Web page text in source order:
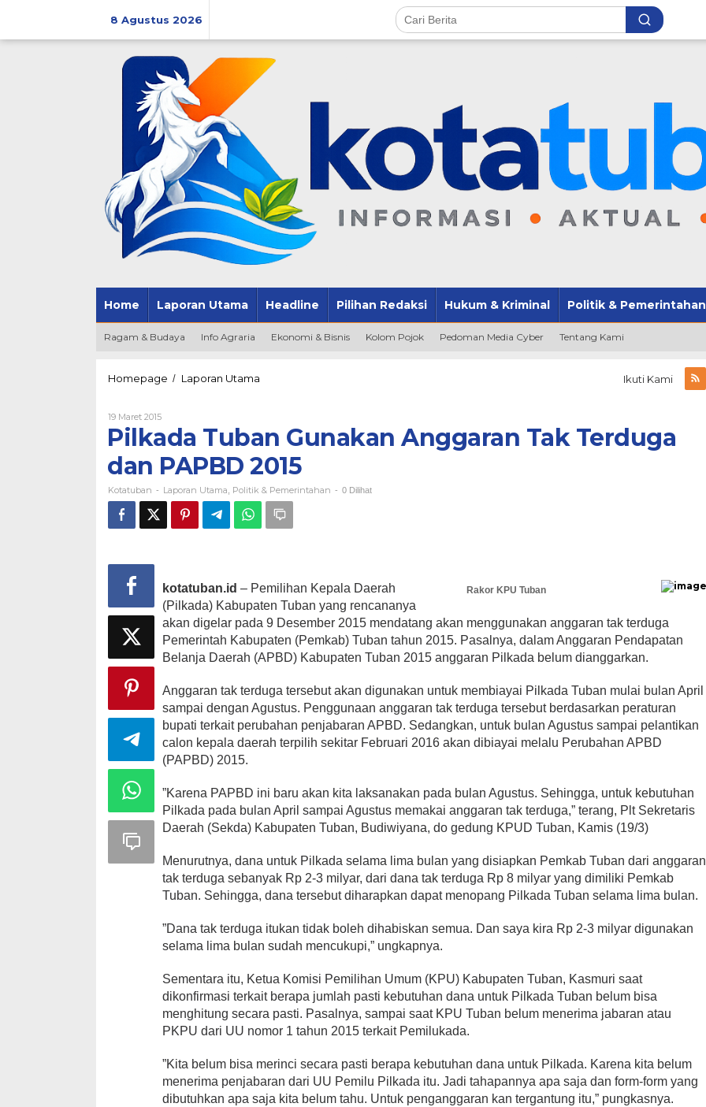
8 Agustus 2026
Home Laporan Utama Headline Pilihan Redaksi Hukum & Kriminal Politik & Pemerintahan
Ragam & Budaya Info Agraria Ekonomi & Bisnis Kolom Pojok Pedoman Media Cyber Tentang Kami
Homepage / Laporan Utama
Tak
Terduga
dan
PAPBD
2015
Ikuti Kami
19 Maret 2015Oleh
Kotatuban
Pilkada Tuban Gunakan Anggaran Tak Terduga
dan PAPBD 2015
Kotatuban - Laporan Utama, Politik & Pemerintahan - 0 Dilihat
Rakor KPU Tuban
kotatuban.id – Pemilihan Kepala Daerah
(Pilkada) Kabupaten Tuban yang rencananya
akan digelar pada 9 Desember 2015 mendatang akan menggunakan anggaran tak terduga
Pemerintah Kabupaten (Pemkab) Tuban tahun 2015. Pasalnya, dalam Anggaran Pendapatan
Belanja Daerah (APBD) Kabupaten Tuban 2015 anggaran Pilkada belum dianggarkan.
Anggaran tak terduga tersebut akan digunakan untuk membiayai Pilkada Tuban mulai bulan April
sampai dengan Agustus. Penggunaan anggaran tak terduga tersebut berdasarkan peraturan
bupati terkait perubahan penjabaran APBD. Sedangkan, untuk bulan Agustus sampai pelantikan
calon kepala daerah terpilih sekitar Februari 2016 akan dibiayai melalu Perubahan APBD
(PAPBD) 2015.
”Karena PAPBD ini baru akan kita laksanakan pada bulan Agustus. Sehingga, untuk kebutuhan
Pilkada pada bulan April sampai Agustus memakai anggaran tak terduga,” terang, Plt Sekretaris
Daerah (Sekda) Kabupaten Tuban, Budiwiyana, do gedung KPUD Tuban, Kamis (19/3)
Menurutnya, dana untuk Pilkada selama lima bulan yang disiapkan Pemkab Tuban dari anggaran
tak terduga sebanyak Rp 2-3 milyar, dari dana tak terduga Rp 8 milyar yang dimiliki Pemkab
Tuban. Sehingga, dana tersebut diharapkan dapat menopang Pilkada Tuban selama lima bulan.
”Dana tak terduga itukan tidak boleh dihabiskan semua. Dan saya kira Rp 2-3 milyar digunakan
selama lima bulan sudah mencukupi,” ungkapnya.
Sementara itu, Ketua Komisi Pemilihan Umum (KPU) Kabupaten Tuban, Kasmuri saat
dikonfirmasi terkait berapa jumlah pasti kebutuhan dana untuk Pilkada Tuban belum bisa
menghitung secara pasti. Pasalnya, sampai saat KPU Tuban belum menerima jabaran atau
PKPU dari UU nomor 1 tahun 2015 terkait Pemilukada.
”Kita belum bisa merinci secara pasti berapa kebutuhan dana untuk Pilkada. Karena kita belum
menerima penjabaran dari UU Pemilu Pilkada itu. Jadi tahapannya apa saja dan form-form yang
dibutuhkan apa saja kita belum tahu. Untuk penganggaran kan tergantung itu,” pungkasnya.